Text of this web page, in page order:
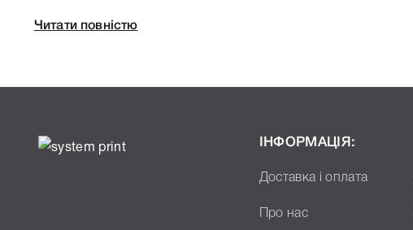
Konica Minolta Bizhub C284e
Колір Чорний
Читати повністю
ІНФОРМАЦІЯ:
Доставка і оплата
Про нас